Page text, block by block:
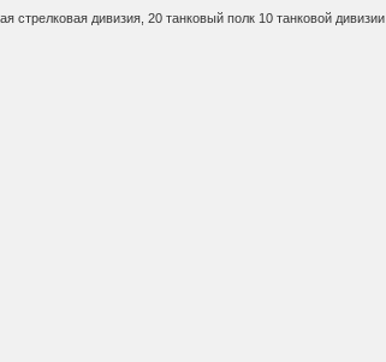
стрелковая дивизия, 20 танковый полк 10 танковой дивизии